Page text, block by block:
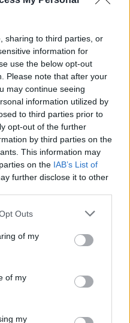
sharing to third parties, or
information for
use the below opt-out
Please note that after your
may continue seeing
information utilized by
to third parties prior to
opt-out of the further
by third parties on the
This information may
on the IAB’s List of
further disclose it to other
Outs
of my
of my
my